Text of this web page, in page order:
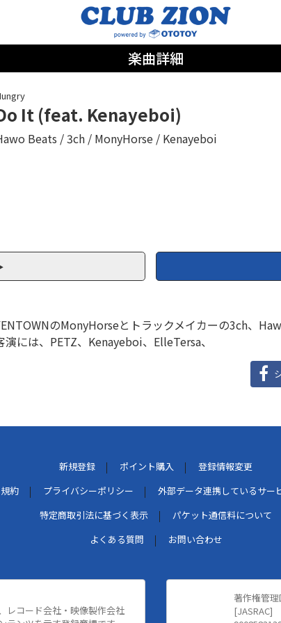
楽曲詳細
It (feat. Kenayeboi)
Beats 3ch MonyHorse
Kenayeboi
のMonyHorseとトラックメイカーの3ch、
演には、PETZ、Kenayeboi、ElleTersa、
新規登録 ポイント購入
登録情報変更
約
プライバシーポリシー
外部データ連携しているサー
特定商取引法に基づく表示
パケット通信料について
よくある質問
お問い合わせ
レコード会社・映像製作会社
著作権管
[JASRAC]